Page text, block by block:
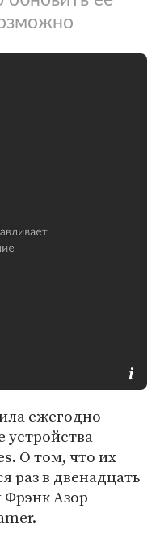
ежегодно
устройства
О том, что их
раз в двенадцать
Азор